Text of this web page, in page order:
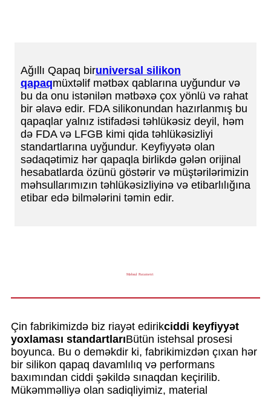
Ağıllı Qapaq biruniversal silikon
qapaqmüxtəlif mətbəx qablarına uyğundur və
bu da onu istənilən mətbəxə çox yönlü və rahat
bir əlavə edir. FDA silikonundan hazırlanmış bu
qapaqlar yalnız istifadəsi təhlükəsiz deyil, həm
də FDA və LFGB kimi qida təhlükəsizliyi
standartlarına uyğundur. Keyfiyyətə olan
sədaqətimiz hər qapaqla birlikdə gələn orijinal
hesabatlarda özünü göstərir və müştərilərimizin
məhsullarımızın təhlükəsizliyinə və etibarlılığına
etibar edə bilmələrini təmin edir.
Məhsul Parametri
Çin fabrikimizdə biz riayət edirikciddi keyfiyyət
yoxlaması standartlarıBütün istehsal prosesi
boyunca. Bu o deməkdir ki, fabrikimizdən çıxan hər
bir silikon qapaq davamlılıq və performans
baxımından ciddi şəkildə sınaqdan keçirilib.
Mükəmməlliyə olan sadiqliyimiz, material